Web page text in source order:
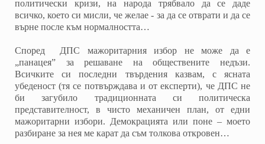
политически кризи, на народа трябвало да се даде
всичко, което си мисли, че желае - за да се отврати и да се
върне после към нормалността…
Според ДПС мажоритарния избор не може да е
„панацея” за решаване на обществените недъзи.
Всичките си последни твърдения казвам, с ясната
убеденост (тя се потвърждава и от експерти), че ДПС не
би загубило традиционната си политическа
представителност, в чисто механичен план, от едни
мажоритарни избори. Демокрацията или поне – моето
разбиране за нея ме карат да съм толкова откровен…